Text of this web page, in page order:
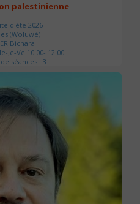
palestinienne
d'été 2026
(Woluwé)
Bichara
Je-Ve 10:00- 12:00
séances : 3
63 €